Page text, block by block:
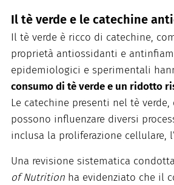
Il tè verde e le catechine
Il tè verde è ricco di catechine,
proprietà antiossidanti e
epidemiologici e sperimentali
consumo di tè verde e un ridotto
Le catechine presenti nel tè verde,
possono influenzare diversi
inclusa la proliferazione cellulare,
Una revisione sistematica
of Nutrition ha evidenziato che il